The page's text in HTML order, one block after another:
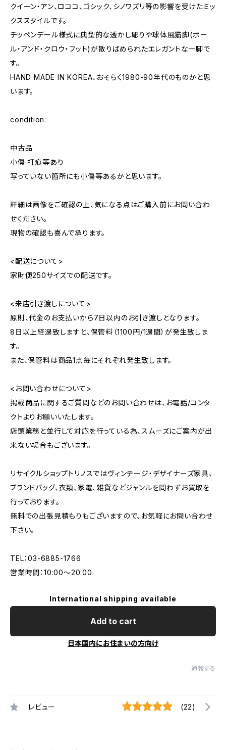
クイーン・アン、ロココ、ゴシック、シノワズリ等の影響を受けたミッ
クススタイルです。
チッペンデール様式に典型的な透かし彫りや球体風猫脚(ボー
ル・アンド・クロウ・フット)が散りばめられたエレガントな一脚で
す。
HAND MADE IN KOREA、おそらく1980-90年代のものかと思
います。
condition:
中古品
小傷 打痕等あり
写っていない箇所にも小傷等あるかと思います。
詳細は画像をご確認の上、気になる点はご購入前にお問い合わ
せください。
現物の確認も喜んで承ります。
<配送について>
家財便250サイズでの配送です。
<来店引き渡しについて>
原則、代金のお支払いから7日以内のお引き渡しとなります。
8日以上経過致しますと、保管料（1100円/1週間）が発生致しま
す。
また、保管料は商品1点毎にそれぞれ発生致します。
<お問い合わせについて>
掲載商品に関するご質問などのお問い合わせは、お電話/コンタ
クトよりお願いいたします。
店頭業務と並行して対応を行っている為、スムーズにご案内が出
来ない場合もございます。
リサイクルショップトリノスではヴィンテージ・デザイナーズ家具、
ブランドバッグ、衣類、家電、雑貨などジャンルを問わずお買取を
行っております。
無料での出張見積もりもございますので、お気軽にお問い合わせ
下さい。
TEL：03-6885-1766
営業時間：10:00〜20:00
International shipping available
Add to cart
日本国内にお住まいの方向け
通報する
レビュー (22)